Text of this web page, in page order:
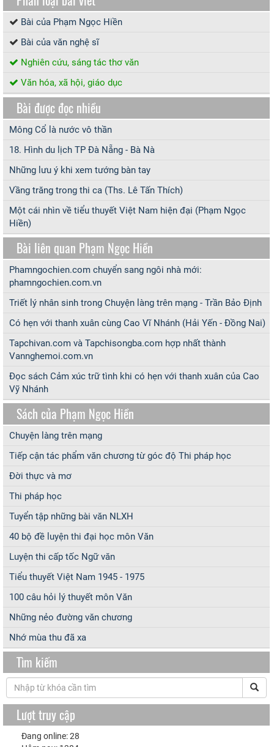
Bài của Phạm Ngọc Hiền
Bài của văn nghệ sĩ
Nghiên cứu, sáng tác thơ văn
Văn hóa, xã hội, giáo dục
Bài được đọc nhiều
Mông Cổ là nước vô thần
18. Hình du lịch TP Đà Nẵng - Bà Nà
Những lưu ý khi xem tướng bàn tay
Vầng trăng trong thi ca (Ths. Lê Tấn Thích)
Một cái nhìn về tiểu thuyết Việt Nam hiện đại (Phạm Ngọc
Hiền)
Bài liên quan Phạm Ngọc Hiền
Phamngochien.com chuyển sang ngôi nhà mới:
phamngochien.com.vn
Triết lý nhân sinh trong Chuyện làng trên mạng - Trần Bảo Định
Có hẹn với thanh xuân cùng Cao Vĩ Nhánh (Hải Yến - Đồng Nai)
Tapchivan.com và Tapchisongba.com hợp nhất thành
Vannghemoi.com.vn
Đọc sách Cảm xúc trữ tình khi có hẹn với thanh xuân của Cao
Vỹ Nhánh
Sách của Phạm Ngọc Hiền
Chuyện làng trên mạng
Tiếp cận tác phẩm văn chương từ góc độ Thi pháp học
Đời thực và mơ
Thi pháp học
Tuyển tập những bài văn NLXH
40 bộ đề luyện thi đại học môn Văn
Luyện thi cấp tốc Ngữ văn
Tiểu thuyết Việt Nam 1945 - 1975
100 câu hỏi lý thuyết môn Văn
Những nẻo đường văn chương
Nhớ mùa thu đã xa
Tìm kiếm
Lượt truy cập
Đang online: 28